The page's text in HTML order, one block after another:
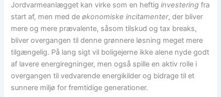
Jordvarmeanlægget kan virke som en heftiginvestering fra
start af, men med deøkonomiske incitamenter, der bliver
mere og mere prævalente, såsom tilskud og tax breaks,
bliver overgangen til denne grønnere løsning meget mere
tilgængelig. På lang sigt vil boligejerne ikke alene nyde godt
af lavere energiregninger, men også spille en aktiv rolle i
overgangen til vedvarende energikilder og bidrage til et
sunnere miljø for fremtidige generationer.